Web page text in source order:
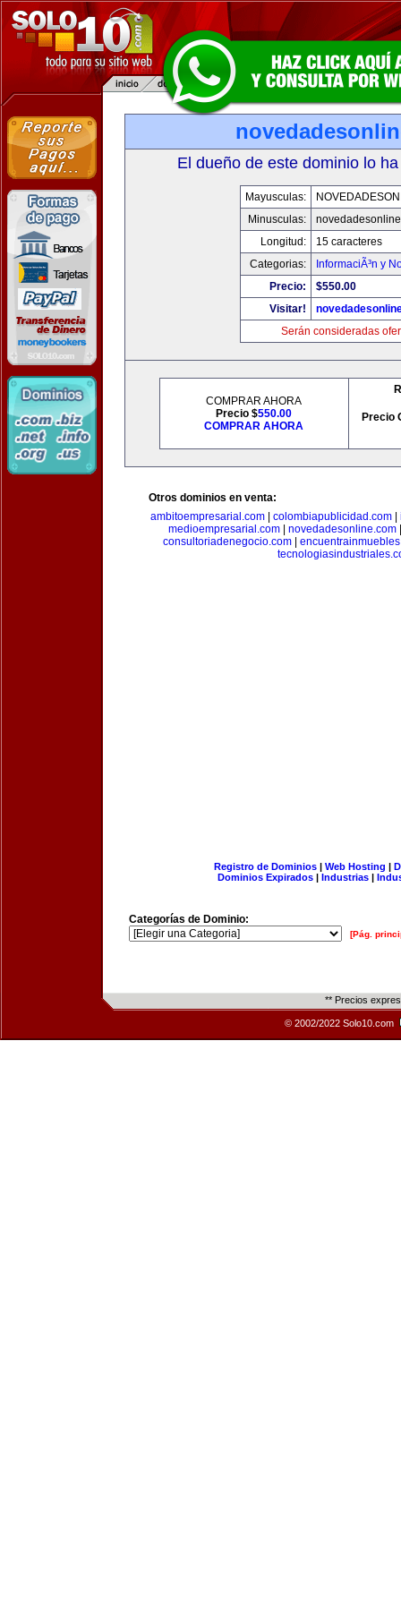
El dueño de este dominio lo
Mayusculas:
Minusculas:
Longitud:
15 caracteres
Categorias:
InformaciÃ³n y
Precio:
$550.00
Visitar!
Serán consideradas
COMPRAR AHORA
Precio $550.00
COMPRAR AHORA
Precio
Otros dominios en venta:
ambitoempresarial.com| colombiapublicidad.com|
medioempresarial.com| novedadesonline.com
consultoriadenegocio.com|
Registro de Dominios| Web Hosting |
Dominios Expirados | Industrias |
Categorías de Dominio:
[Pág.
** Precios
© 2002/2022 Solo10.com